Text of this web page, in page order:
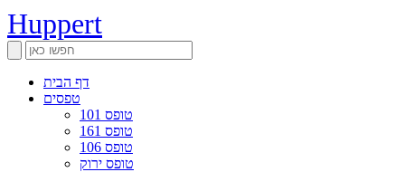
Huppert
דף הבית
טפסים
טופס 101
טופס 161
טופס 106
טופס ירוק